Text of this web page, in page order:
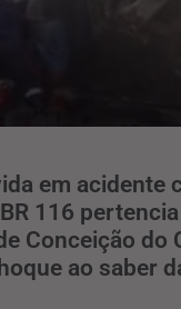
em acidente
116
Conceição do
ao saber